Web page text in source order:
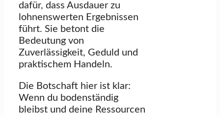
dafür, dass Ausdauer zu
lohnenswerten Ergebnissen
führt. Sie betont die
Bedeutung von
Zuverlässigkeit, Geduld und
praktischem Handeln.
Die Botschaft hier ist klar:
Wenn du bodenständig
bleibst und deine Ressourcen